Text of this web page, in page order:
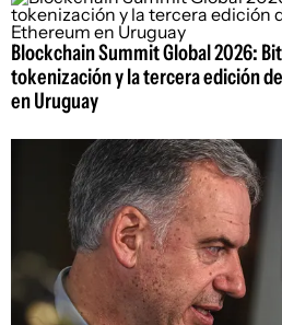
Blockchain Summit Global 2026:
tokenización y la tercera edición
en Uruguay